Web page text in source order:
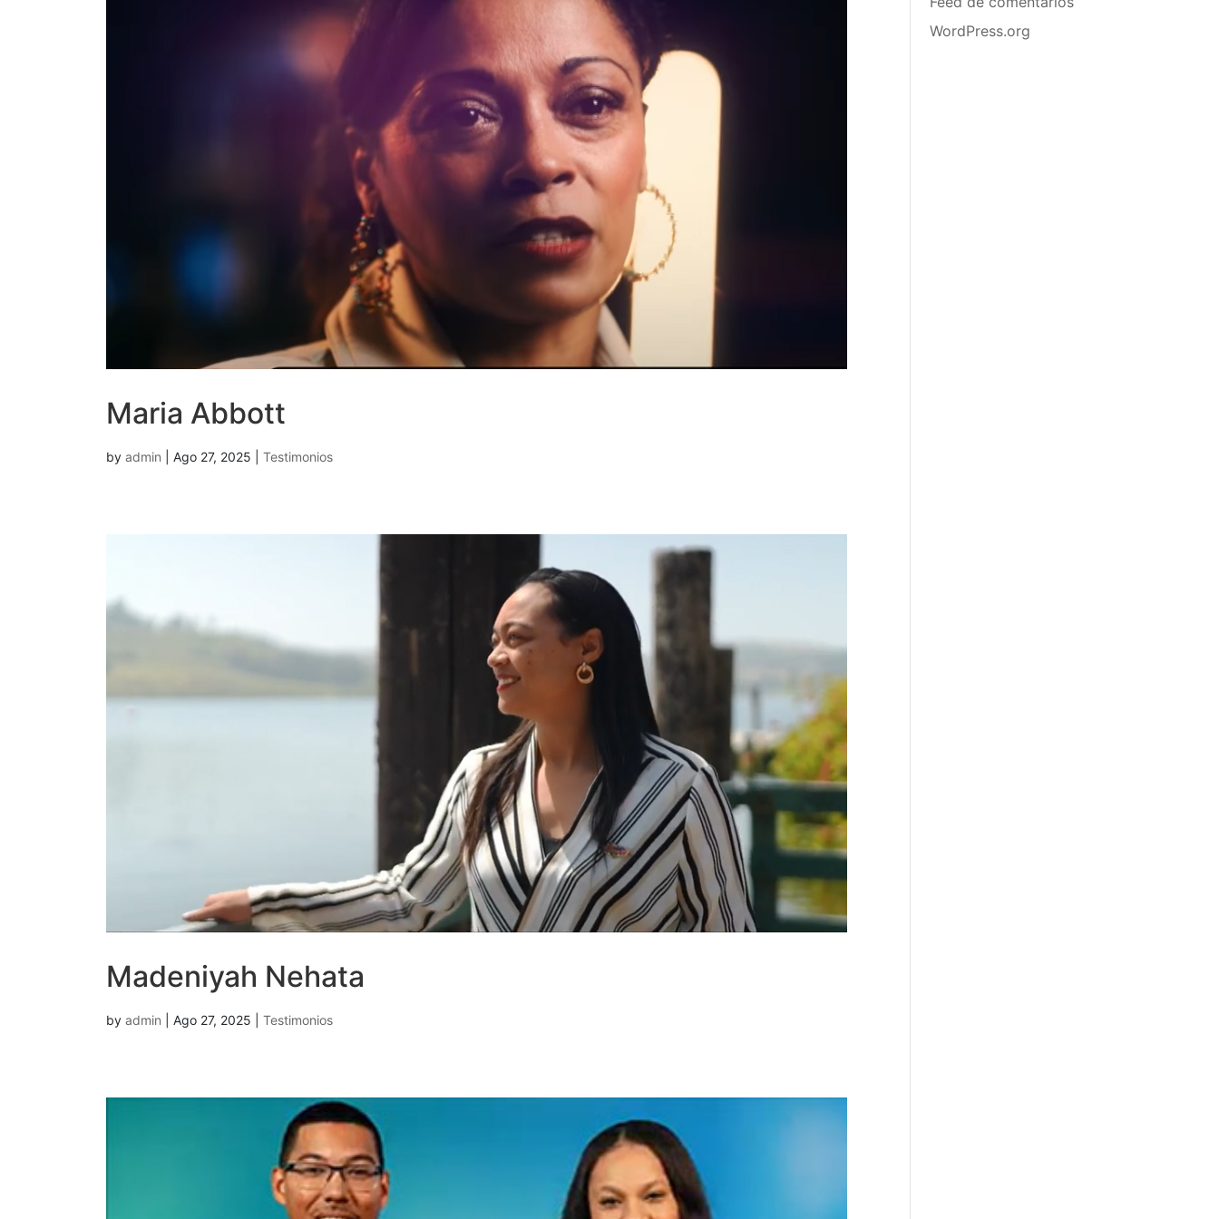
Maria Abbott
by admin Ago 27, 2025 Testimonios
Madeniyah Nehata
by admin Ago 27, 2025 Testimonios
WordPress.org